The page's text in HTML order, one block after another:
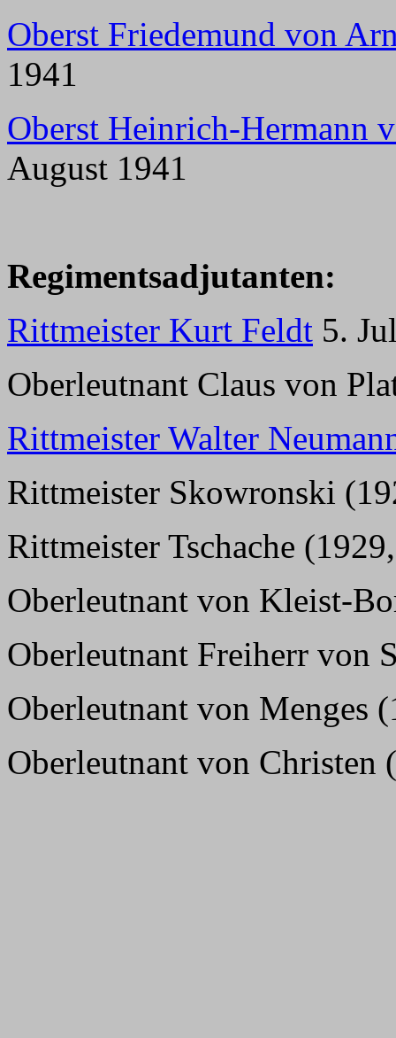
Oberst Friedemund von
1941
Oberst Heinrich-Hermann
August 1941
Regimentsadjutanten:
Rittmeister Kurt Feldt 5.
Oberleutnant Claus von
Rittmeister Walter
Rittmeister Skowronski
Rittmeister Tschache
Oberleutnant von Kleist-
Oberleutnant Freiherr von
Oberleutnant von Menges
Oberleutnant von Christen